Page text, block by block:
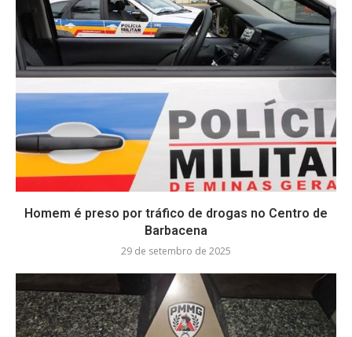
Homem é preso por tráfico de drogas no Centro de
Barbacena
29 de setembro de 2025